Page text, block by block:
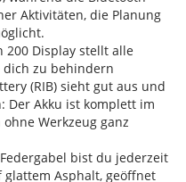
Aktivitäten, die Planung
200 Display stellt alle
dich zu behindern
(RIB) sieht gut aus und
Der Akku ist komplett im
Werkzeug ganz
bist du jederzeit
Asphalt, geöffnet